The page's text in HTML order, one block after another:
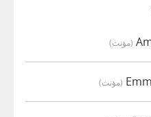
(مؤنث)
(مؤنث)